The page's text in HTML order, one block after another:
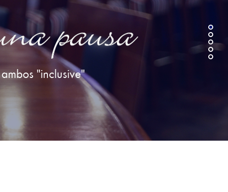
pausa
"inclusive"